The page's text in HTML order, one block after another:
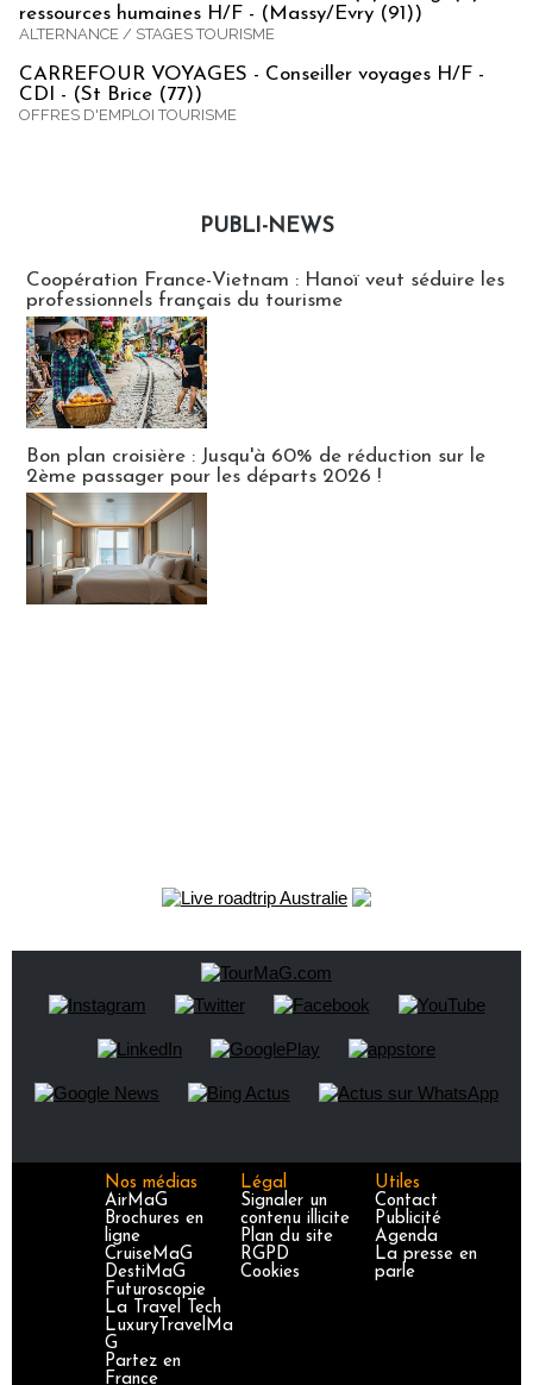
ressources humaines H/F - (Massy/Evry (91))
ALTERNANCE / STAGES TOURISME
CARREFOUR VOYAGES - Conseiller voyages H/F -
CDI - (St Brice (77))
OFFRES D'EMPLOI TOURISME
PUBLI-NEWS
Coopération France-Vietnam : Hanoï veut séduire les
professionnels français du tourisme
Bon plan croisière : Jusqu'à 60% de réduction sur le
2ème passager pour les départs 2026 !
Nos médias
AirMaG
Brochures en
ligne
CruiseMaG
DestiMaG
Futuroscopie
La Travel Tech
LuxuryTravelMa
G
Partez en
France
Légal
Signaler un
contenu illicite
Plan du site
RGPD
Cookies
Utiles
Contact
Publicité
Agenda
La presse en
parle